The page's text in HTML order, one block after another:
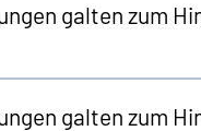
galten zum
galten zum